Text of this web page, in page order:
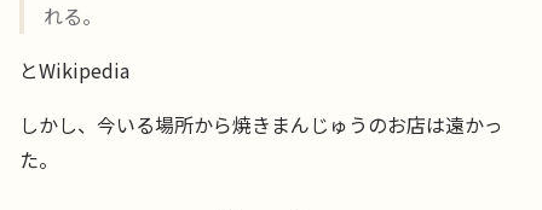
れる。
とWikipedia
しかし、今いる場所から焼きまんじゅうのお店は遠かっ
た。